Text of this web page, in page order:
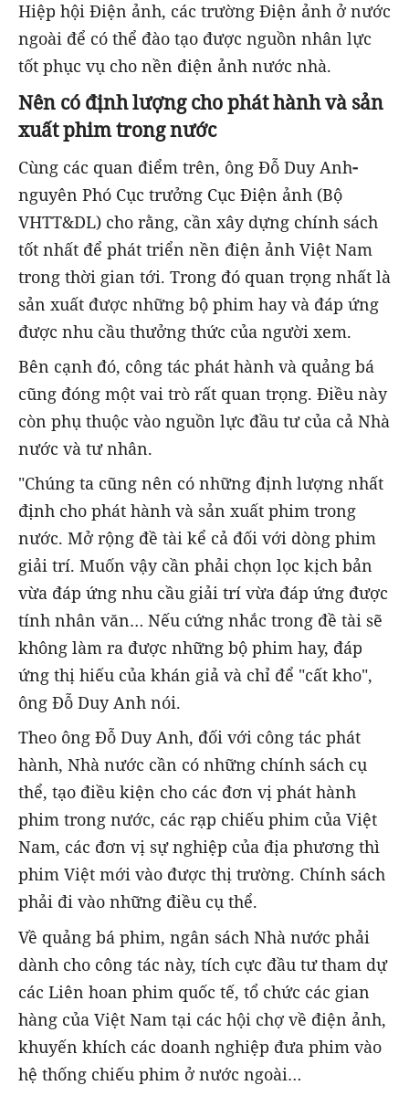
Hiệp hội Điện ảnh, các trường Điện ảnh ở nước
ngoài để có thể đào tạo được nguồn nhân lực
tốt phục vụ cho nền điện ảnh nước nhà.
Nên có định lượng cho phát hành và sản
xuất phim trong nước
Cùng các quan điểm trên, ông Đỗ Duy Anh-
nguyên Phó Cục trưởng Cục Điện ảnh (Bộ
VHTT&DL) cho rằng, cần xây dựng chính sách
tốt nhất để phát triển nền điện ảnh Việt Nam
trong thời gian tới. Trong đó quan trọng nhất là
sản xuất được những bộ phim hay và đáp ứng
được nhu cầu thưởng thức của người xem.
Bên cạnh đó, công tác phát hành và quảng bá
cũng đóng một vai trò rất quan trọng. Điều này
còn phụ thuộc vào nguồn lực đầu tư của cả Nhà
nước và tư nhân.
"Chúng ta cũng nên có những định lượng nhất
định cho phát hành và sản xuất phim trong
nước. Mở rộng đề tài kể cả đối với dòng phim
giải trí. Muốn vậy cần phải chọn lọc kịch bản
vừa đáp ứng nhu cầu giải trí vừa đáp ứng được
tính nhân văn… Nếu cứng nhắc trong đề tài sẽ
không làm ra được những bộ phim hay, đáp
ứng thị hiếu của khán giả và chỉ để "cất kho",
ông Đỗ Duy Anh nói.
Theo ông Đỗ Duy Anh, đối với công tác phát
hành, Nhà nước cần có những chính sách cụ
thể, tạo điều kiện cho các đơn vị phát hành
phim trong nước, các rạp chiếu phim của Việt
Nam, các đơn vị sự nghiệp của địa phương thì
phim Việt mới vào được thị trường. Chính sách
phải đi vào những điều cụ thể.
Về quảng bá phim, ngân sách Nhà nước phải
dành cho công tác này, tích cực đầu tư tham dự
các Liên hoan phim quốc tế, tổ chức các gian
hàng của Việt Nam tại các hội chợ về điện ảnh,
khuyến khích các doanh nghiệp đưa phim vào
hệ thống chiếu phim ở nước ngoài…